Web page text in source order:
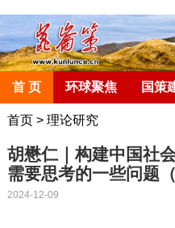
首 页 环球聚焦 国策
首页> 理论研究
胡懋仁｜构建中国社
需要思考的一些问题（
2024-12-09